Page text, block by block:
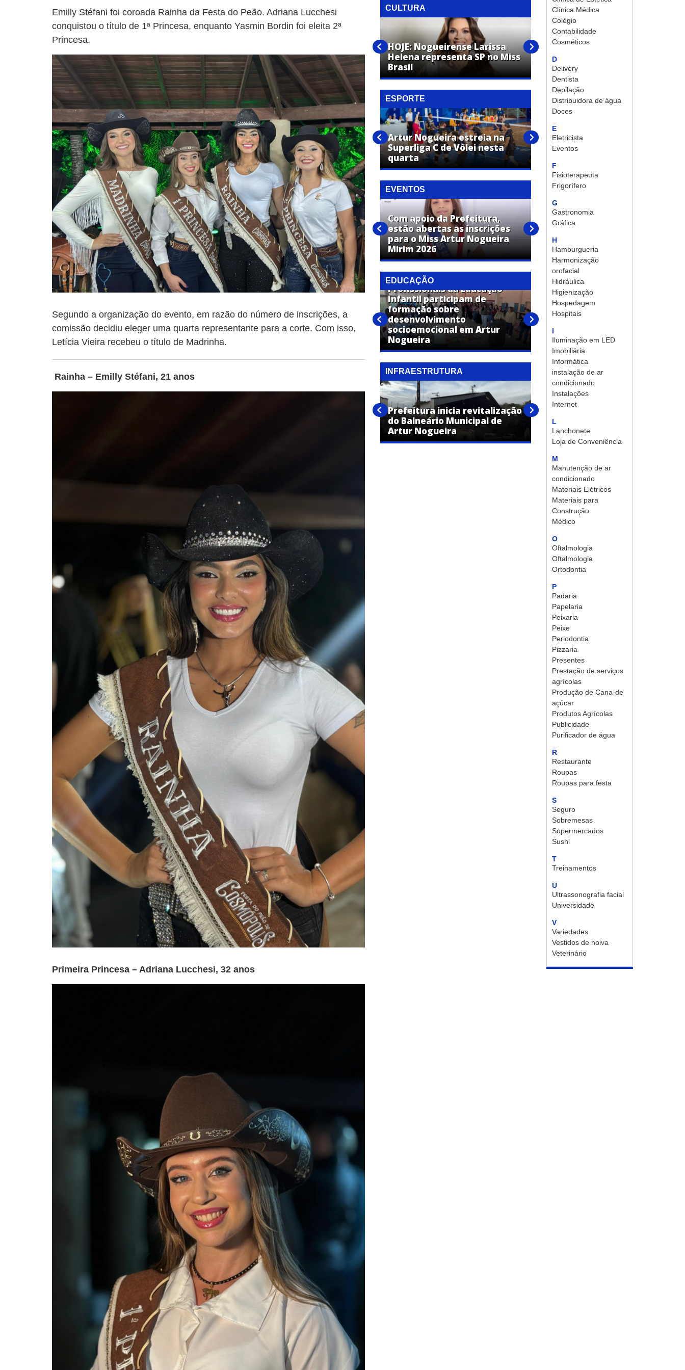
Emilly Stéfani foi coroada Rainha da Festa do Peão. Adriana Lucchesi
conquistou o título de 1ª Princesa, enquanto Yasmin Bordin foi eleita 2ª
Princesa.
Segundo a organização do evento, em razão do número de inscrições, a
comissão decidiu eleger uma quarta representante para a corte. Com isso,
Letícia Vieira recebeu o título de Madrinha.
Rainha – Emilly Stéfani, 21 anos
Primeira Princesa – Adriana Lucchesi, 32 anos
Clínica Médica
Colégio
Contabilidade
Cosméticos
D
Delivery
Dentista
Depilação
Distribuidora de água
Doces
E
Eletricista
Eventos
F
Fisioterapeuta
Frigorífero
G
Gastronomia
Gráfica
H
Hamburgueria
Harmonização
orofacial
Hidráulica
Higienização
Hospedagem
Hospitais
I
Iluminação em LED
Imobiliária
Informática
instalação de ar
condicionado
Instalações
Internet
L
Lanchonete
Loja de Conveniência
M
Manutenção de ar
condicionado
Materiais Elétricos
Materiais para
Construção
Médico
O
Oftalmologia
Oftalmologia
Ortodontia
P
Padaria
Papelaria
Peixaria
Peixe
Periodontia
Pizzaria
Presentes
Prestação de serviços
agrícolas
Produção de Cana-de
açúcar
Produtos Agrícolas
Publicidade
Purificador de água
R
Restaurante
Roupas
Roupas para festa
S
Seguro
Sobremesas
Supermercados
Sushi
T
Treinamentos
U
Ultrassonografia facial
Universidade
V
Variedades
Vestidos de noiva
Veterinário
CULTURA
cidades na Praça CEU das
Artes
HOJE: Nogueirense Larissa
Helena representa SP no Miss
Brasil
Grupo de Artur Nogueira
conquista 12 premiações em
festival de dança
ESPORTE
Vôlei masculino de Artur
Nogueira está na final dos
Jogos Regionais 2026
Artur Nogueira estreia na
Superliga C de Vôlei nesta
quarta
Artur Nogueira é vice-campeã
dos Jogos Regionais no
EVENTOS
Expo Artur confirma show de
Panda em Artur Nogueira
Com apoio da Prefeitura,
estão abertas as inscrições
para o Miss Artur Nogueira
Mirim 2026
Confira a programação da
Festa em Louvor a São
Vicente de Paula
EDUCAÇÃO
Polícia Civil de Artur Nogueira
promove palestra sobre os
riscos do uso de álcool e
Profissionais da Educação
Infantil participam de
formação sobre
desenvolvimento
socioemocional em Artur
Nogueira
Profissionais da Educação
recebem capacitação em
primeiros socorros pela Lei
Lucas
INFRAESTRUTURA
Prefeitura inicia revitalização
do Balneário Municipal de
Artur Nogueira
Prefeitura reforça
fiscalização e alerta para
multas por descarte irregular
em Artur Nogueira